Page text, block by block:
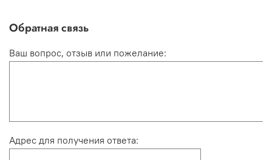
Обратная связь
Ваш вопрос, отзыв или пожелание:
Адрес для получения ответа: